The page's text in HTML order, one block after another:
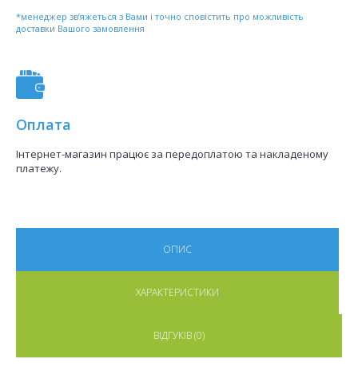
*менеджер зв’яжеться з Вами і точно сповістить про можливість
доставки Вашого замовлення
Оплата
Інтернет-магазин працює за передоплатою та накладеному
платежу.
ОПИС
ХАРАКТЕРИСТИКИ
ВІДГУКІВ (0)